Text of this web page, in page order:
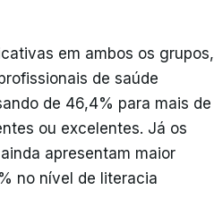
em ambos os grupos,
de saúde
de 46,4% para mais de
ou excelentes. Já os
apresentam maior
no nível de literacia